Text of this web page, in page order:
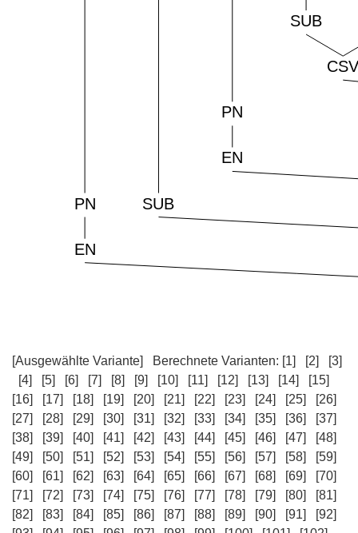
[Ausgewählte Variante] Berechnete Varianten: [1] [2]
[3]
[4]
[5] [6] [7] [8] [9] [10] [11] [12] [13] [14]
[15]
[16]
[17] [18] [19] [20] [21] [22] [23] [24] [25]
[26]
[27]
[28] [29] [30] [31] [32] [33] [34] [35] [36]
[37]
[38]
[39] [40] [41] [42] [43] [44] [45] [46] [47]
[48]
[49]
[50] [51] [52] [53] [54] [55] [56] [57] [58]
[59]
[60]
[61] [62] [63] [64] [65] [66] [67] [68] [69]
[70]
[71]
[72] [73] [74] [75] [76] [77] [78] [79] [80]
[81]
[82]
[83] [84] [85] [86] [87] [88] [89] [90] [91]
[92]